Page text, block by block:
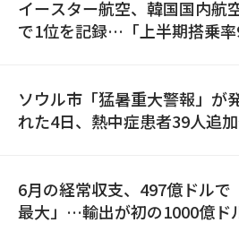
イースター航空、韓国国内航
で1位を記録…「上半期搭乗率
ソウル市「猛暑重大警報」が
れた4日、熱中症患者39人追
6月の経常収支、497億ドルで
最大」…輸出が初の1000億ド